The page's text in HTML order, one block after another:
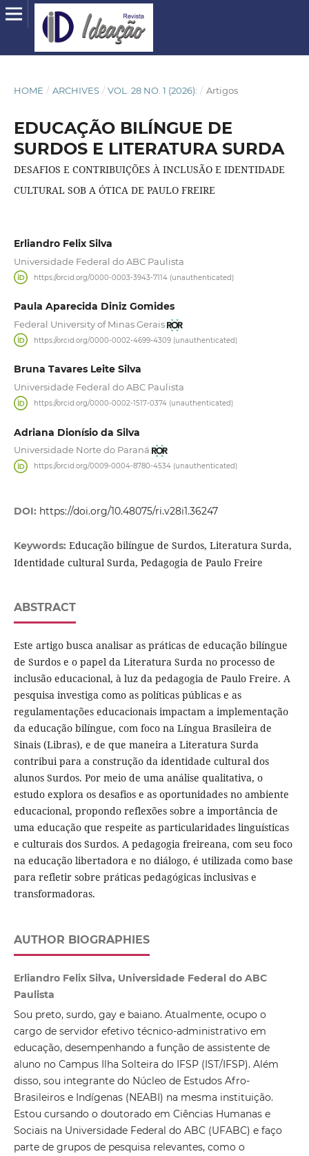
HOME / ARCHIVES / VOL. 28 NO. 1 (2026): / Artigos
EDUCAÇÃO BILÍNGUE DE
SURDOS E LITERATURA SURDA
DESAFIOS E CONTRIBUIÇÕES À INCLUSÃO E IDENTIDADE
CULTURAL SOB A ÓTICA DE PAULO FREIRE
Erliandro Felix Silva
Universidade Federal do ABC Paulista
https://orcid.org/0000-0003-3943-7114 (unauthenticated)
Paula Aparecida Diniz Gomides
Federal University of Minas Gerais
https://orcid.org/0000-0002-4699-4309 (unauthenticated)
Bruna Tavares Leite Silva
Universidade Federal do ABC Paulista
https://orcid.org/0000-0002-1517-0374 (unauthenticated)
Adriana Dionísio da Silva
Universidade Norte do Paraná
https://orcid.org/0009-0004-8780-4534 (unauthenticated)
DOI: https://doi.org/10.48075/ri.v28i1.36247
Keywords: Educação bilíngue de Surdos, Literatura Surda,
Identidade cultural Surda, Pedagogia de Paulo Freire
ABSTRACT
Este artigo busca analisar as práticas de educação bilíngue
de Surdos e o papel da Literatura Surda no processo de
inclusão educacional, à luz da pedagogia de Paulo Freire. A
pesquisa investiga como as políticas públicas e as
regulamentações educacionais impactam a implementação
da educação bilíngue, com foco na Língua Brasileira de
Sinais (Libras), e de que maneira a Literatura Surda
contribui para a construção da identidade cultural dos
alunos Surdos. Por meio de uma análise qualitativa, o
estudo explora os desafios e as oportunidades no ambiente
educacional, propondo reflexões sobre a importância de
uma educação que respeite as particularidades linguísticas
e culturais dos Surdos. A pedagogia freireana, com seu foco
na educação libertadora e no diálogo, é utilizada como base
para refletir sobre práticas pedagógicas inclusivas e
transformadoras.
AUTHOR BIOGRAPHIES
Erliandro Felix Silva, Universidade Federal do ABC
Paulista
Sou preto, surdo, gay e baiano. Atualmente, ocupo o
cargo de servidor efetivo técnico-administrativo em
educação, desempenhando a função de assistente de
aluno no Campus Ilha Solteira do IFSP (IST/IFSP). Além
disso, sou integrante do Núcleo de Estudos Afro-
Brasileiros e Indígenas (NEABI) na mesma instituição.
Estou cursando o doutorado em Ciências Humanas e
Sociais na Universidade Federal do ABC (UFABC) e faço
parte de grupos de pesquisa relevantes, como o